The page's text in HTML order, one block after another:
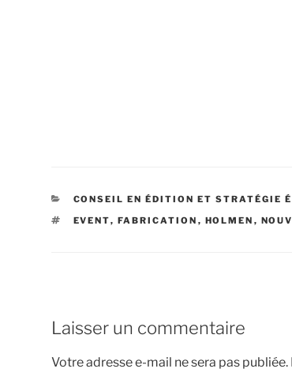
CATÉGORIES
CONSEIL EN ÉDITION ET STRATÉGIE
ÉTIQUETTES
EVENT, FABRICATION , HOLMEN ,
Laisser un commentaire
Votre adresse e-mail ne sera pas publiée.